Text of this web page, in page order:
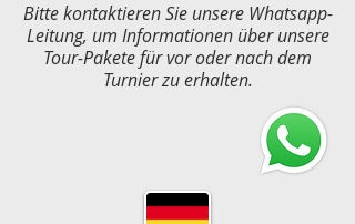
Bitte kontaktieren Sie unsere Whatsapp-
Leitung, um Informationen über unsere
Tour-Pakete für vor oder nach dem
Turnier zu erhalten.